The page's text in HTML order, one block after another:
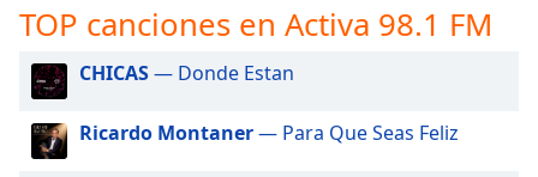
subtitles
settings
dialog
off
selected
TOP canciones en Activa 98.1 FM
CHICAS— Donde Estan
Ricardo Montaner— Para Que Seas Feliz